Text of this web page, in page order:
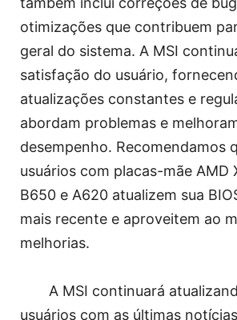
otimizações que contribuem
geral do sistema. A MSI
satisfação do usuário,
atualizações constantes e
abordam problemas e
desempenho. Recomendamos
usuários com placas-mãe AMD
B650 e A620 atualizem sua
mais recente e aproveitem ao
melhorias.
A MSI continuará
usuários com as últimas